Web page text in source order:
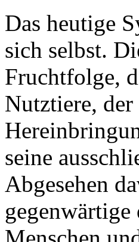
Das heutige
sich selbst.
Fruchtfolge,
Nutztiere, der
seine
Abgesehen
gegenwärtige